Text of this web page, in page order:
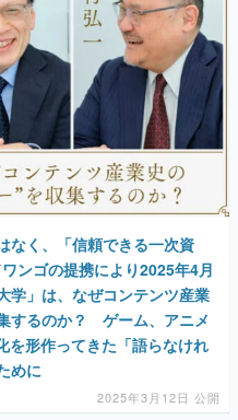
なく、「信頼できる一次資
ンゴの提携により2025年4月
学」は、なぜコンテンツ産業
するのか？ ゲーム、アニメ
を形作ってきた「語らなけれ
めに
2025年3月12日 公開